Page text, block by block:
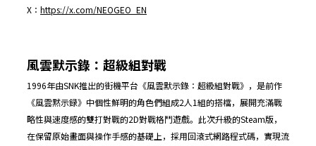
X： https://x.com/NEOGEO_EN
風雲默示錄：超級組對戰
1996年由SNK推出的街機平台《風雲默示錄：超級組對戰》，是前作
《風雲黙示録》中個性鮮明的角色們組成2人1組的搭檔，展開充滿戰
略性與速度感的雙打對戰的2D對戰格鬥遊戲。此次升級的Steam版，
在保留原始畫面與操作手感的基礎上，採用回滾式網路程式碼，實現流